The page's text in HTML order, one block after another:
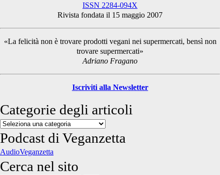
Sidebar
ISSN 2284-094X
Rivista fondata il 15 maggio 2007
«La felicità non è trovare prodotti vegani nei supermercati, bensì non
trovare supermercati»
Adriano Fragano
Iscriviti alla Newsletter
Categorie degli articoli
Categorie
degli
articoli
Podcast di Veganzetta
AudioVeganzetta
Cerca nel sito